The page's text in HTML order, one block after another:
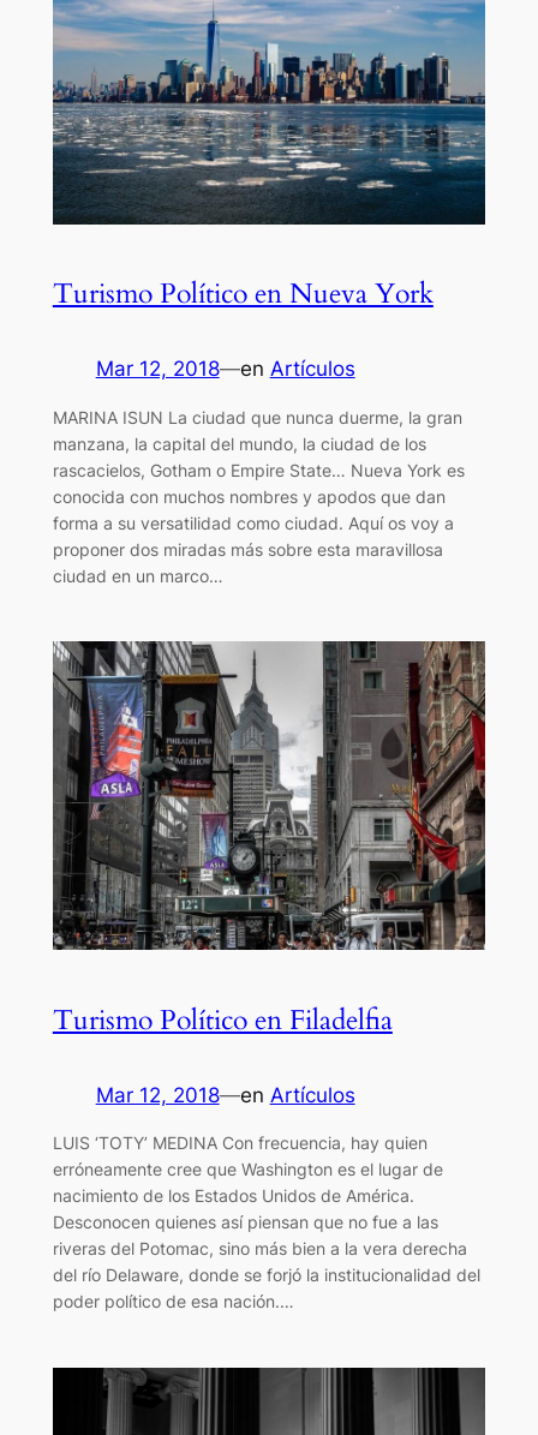
Turismo Político en Nueva York
Mar 12, 2018—en Artículos
MARINA ISUN La ciudad que nunca duerme, la gran
manzana, la capital del mundo, la ciudad de los
rascacielos, Gotham o Empire State… Nueva York es
conocida con muchos nombres y apodos que dan
forma a su versatilidad como ciudad. Aquí os voy a
proponer dos miradas más sobre esta maravillosa
ciudad en un marco…
Turismo Político en Filadelfia
Mar 12, 2018—en Artículos
LUIS ‘TOTY’ MEDINA Con frecuencia, hay quien
erróneamente cree que Washington es el lugar de
nacimiento de los Estados Unidos de América.
Desconocen quienes así piensan que no fue a las
riveras del Potomac, sino más bien a la vera derecha
del río Delaware, donde se forjó la institucionalidad del
poder político de esa nación.…